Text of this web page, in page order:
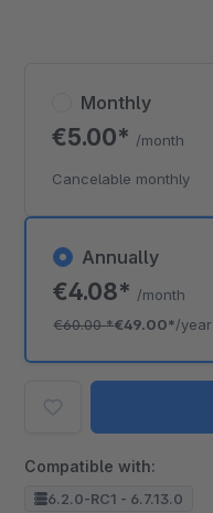
Annually
€4.08* /month
€60.00*€49.00*/year
Monthly
€5.00* /month
Cancelable monthly
Compatible with:
6.2.0-RC1 - 6.7.13.0